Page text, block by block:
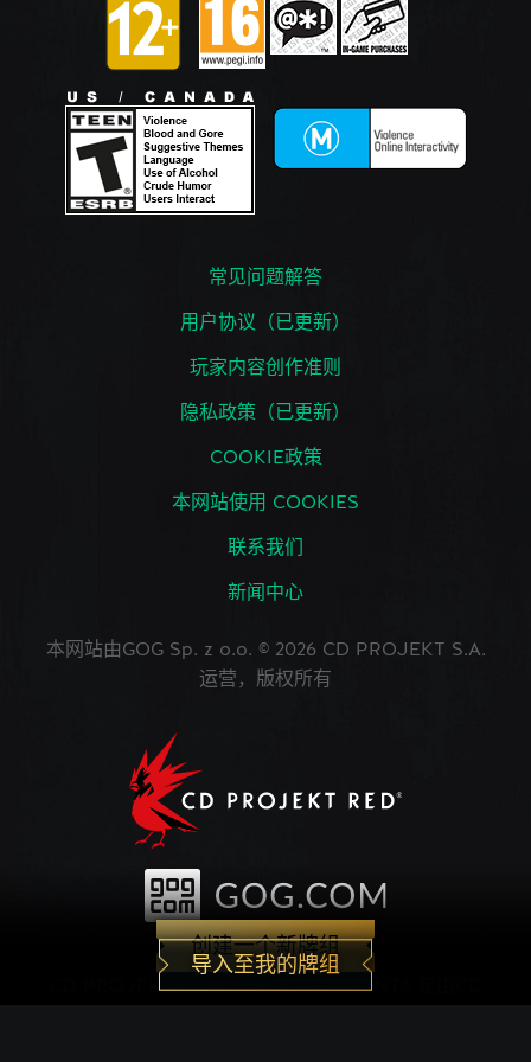
创建一个新牌组
导入至我的牌组
常见问题解答
用户协议（已更新）
玩家内容创作准则
隐私政策（已更新）
COOKIE政策
本网站使用 COOKIES
联系我们
新闻中心
本网站由GOG Sp. z o.o. © 2026 CD PROJEKT S.A.
运营，版权所有
CD PROJEKT®, The Witcher®, GWENT® 是由CD